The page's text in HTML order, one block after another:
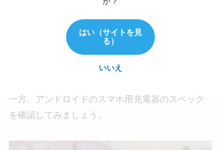
るという意味です。
スマホ用充電器のボルト数・アンペア数
一方、アンドロイドのスマホ用充電器のスペック
を確認してみましょう。
はい（サイトを見
る）
いいえ